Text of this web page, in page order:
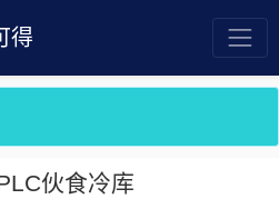
得
伙食冷库